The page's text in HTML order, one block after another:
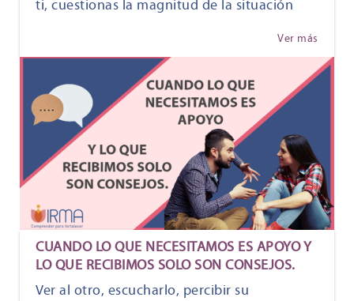
ti, cuestionas la magnitud de la situación
Ver más
CUANDO LO QUE NECESITAMOS ES APOYO Y
LO QUE RECIBIMOS SOLO SON CONSEJOS.
Ver al otro, escucharlo, percibir su